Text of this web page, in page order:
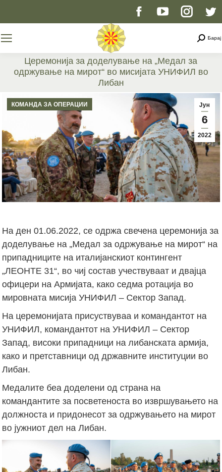
Facebook
opens
new
window
YouTube
opens
new
window
page
opens
new
window
Барај
Церемонија за доделување на „Медал за
одржување на мирот“ во мисијата УНИФИЛ во
Либан
You are here:
Јун
6
2022
КОМАНДА ЗА ОПЕРАЦИИ
На ден 01.06.2022, се одржа свечена церемонија за
доделување на „Медал за одржување на мирот“ на
припадниците на италијанскиот контингент
„ЛЕОНТЕ 31“, во чиј состав учествуваат и двајца
офицери на Армијата, како седма ротација во
мировната мисија УНИФИЛ – Сектор Запад.
На церемонијата присуствуваа и командантот на
УНИФИЛ, командантот на УНИФИЛ – Сектор
Запад, високи припадници на либанската армија,
како и претставници од државните институции во
Либан.
Медалите беа доделени од страна на
командантите за посветеноста во извршувањето на
должноста и придонесот за одржувањето на мирот
во јужниот дел на Либан.